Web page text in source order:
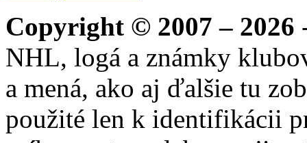
Copyright © 2007 – 2026
NHL, logá a známky
a mená, ako aj ďalšie tu
použité len k identifikácii